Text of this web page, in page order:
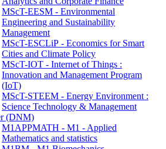
MScT-EESM - Environmental
Engineering and Sustainability
Management
MScT-ESCLiP - Economics for Smart
Cities and Climate Policy
MScT-IOT - Internet of Things :
Innovation and Management Program
(IoT)
MScT-STEEM - Energy Environment :
Science Technology & Management
(DNM)
M1APPMATH - M1 - Applied
Mathematics and statistics